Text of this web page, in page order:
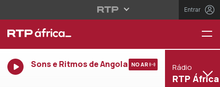
Entrar
Sons e Ritmos de Angola NO AR Rádio
RTP África